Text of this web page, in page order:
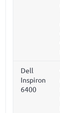
Dell
Inspiron
6400